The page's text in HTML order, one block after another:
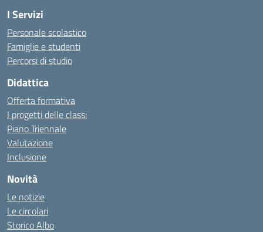
I Servizi
Personale scolastico
Famiglie e studenti
Percorsi di studio
Didattica
Offerta formativa
I progetti delle classi
Piano Triennale
Valutazione
Inclusione
Novità
Le notizie
Le circolari
Storico Albo